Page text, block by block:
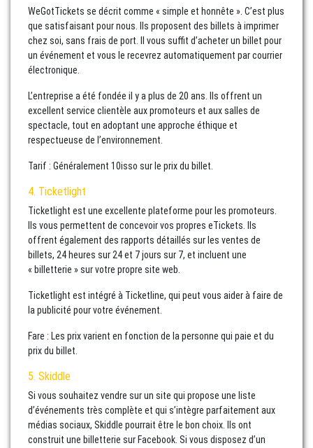
WeGotTickets se décrit comme « simple et honnête ». C’est plus
que satisfaisant pour nous. Ils proposent des billets à imprimer
chez soi, sans frais de port. Il vous suffit d’acheter un billet pour
un événement et vous le recevrez automatiquement par courrier
électronique.
L’entreprise a été fondée il y a plus de 20 ans. Ils offrent un
excellent service clientèle aux promoteurs et aux salles de
spectacle, tout en adoptant une approche éthique et
respectueuse de l’environnement.
Tarif : Généralement 10isso sur le prix du billet.
4. Ticketlight
Ticketlight est une excellente plateforme pour les promoteurs.
Ils vous permettent de concevoir vos propres eTickets. Ils
offrent également des rapports détaillés sur les ventes de
billets, 24 heures sur 24 et 7 jours sur 7, et incluent une
« billetterie » sur votre propre site web.
Ticketlight est intégré à Ticketline, qui peut vous aider à faire de
la publicité pour votre événement.
Fare : Les prix varient en fonction de la personne qui paie et du
prix du billet.
5. Skiddle
Si vous souhaitez vendre sur un site qui propose une liste
d’événements très complète et qui s’intègre parfaitement aux
médias sociaux, Skiddle pourrait être le bon choix. Ils ont
construit une billetterie sur Facebook. Si vous disposez d’un